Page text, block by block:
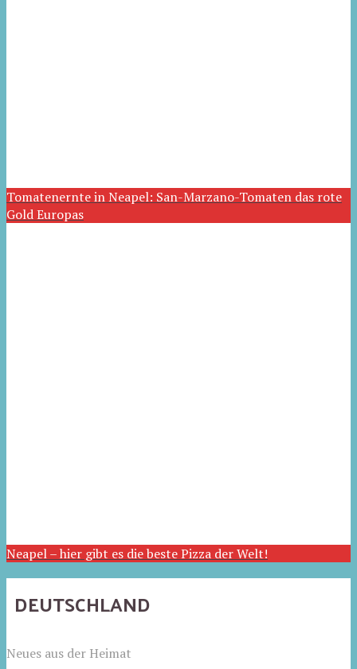
Tomatenernte in Neapel: San-Marzano-Tomaten das rote
Gold Europas
Neapel – hier gibt es die beste Pizza der Welt!
DEUTSCHLAND
Neues aus der Heimat